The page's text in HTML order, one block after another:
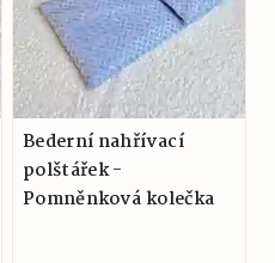
Bederní nahřívací
polštářek -
Pomněnková kolečka